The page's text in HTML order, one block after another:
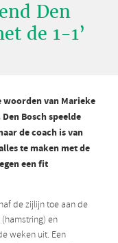
Den
de 1-1’
woorden van Marieke
Den Bosch speelde
de coach is van
te maken met de
een fit
de zijlijn toe aan de
en
weken uit. Een